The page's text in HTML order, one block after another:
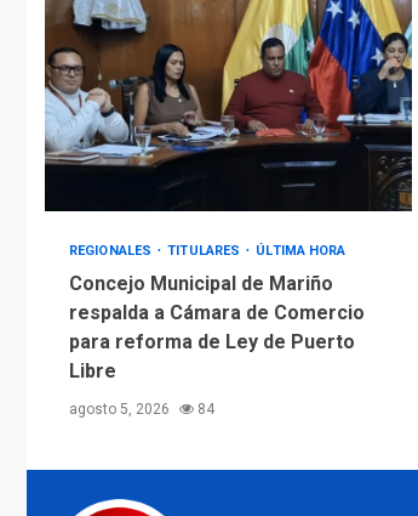
REGIONALES TITULARES ÚLTIMA HORA
Concejo Municipal de Mariño
respalda a Cámara de Comercio
para reforma de Ley de Puerto
Libre
agosto 5, 2026 84